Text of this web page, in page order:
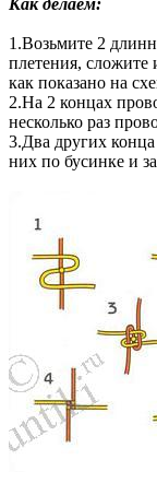
Как делаем:
1.Возьмите 2
плетения, сложите
как показано на
2.На 2 концах
несколько раз
3.Два других
них по бусинке и